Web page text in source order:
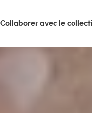
Collaborer avec le